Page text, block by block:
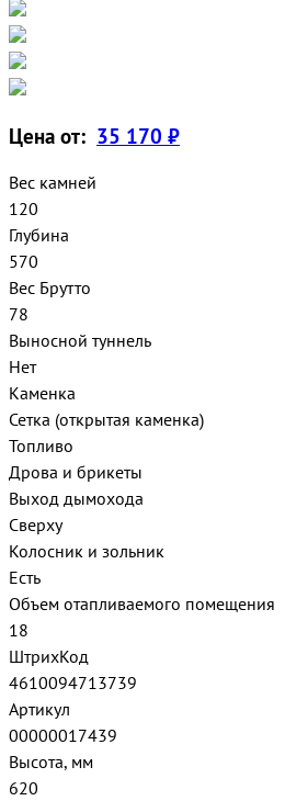
Цена от: 35 170 ₽
Вес камней
120
Глубина
570
Вес Брутто
78
Выносной туннель
Нет
Каменка
Сетка (открытая каменка)
Топливо
Дрова и брикеты
Выход дымохода
Сверху
Колосник и зольник
Есть
Объем отапливаемого помещения
18
ШтрихКод
4610094713739
Артикул
00000017439
Высота, мм
620